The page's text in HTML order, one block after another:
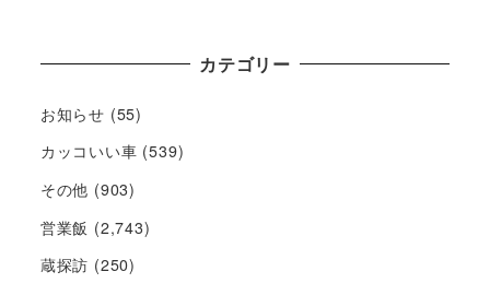
カテゴリー
お知らせ (55)
カッコいい車 (539)
その他 (903)
営業飯 (2,743)
蔵探訪 (250)